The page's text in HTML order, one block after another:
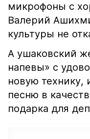
микрофоны с
Валерий
культуры не
А ушаковский
напевы» с
новую технику,
песню в
подарка для